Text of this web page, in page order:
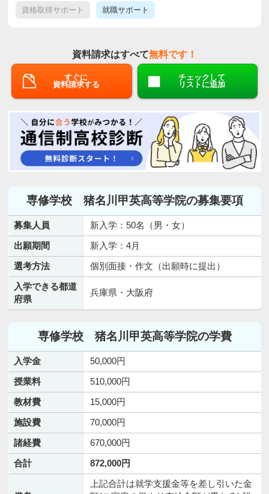
資格取得サポート 就職サポート
資料請求はすべて無料です！
すぐに
資料請求する
チェックして
リストに追加
専修学校 猪名川甲英高等学院の募集要項
募集人員
新入学：50名（男・女）
出願期間
新入学：4月
選考方法
個別面接・作文（出願時に提出）
入学できる都道
府県
兵庫県・大阪府
専修学校 猪名川甲英高等学院の学費
入学金
50,000円
授業料
510,000円
教材費
15,000円
施設費
70,000円
諸経費
670,000円
合計
872,000円
上記合計は就学支援金等を差し引いた金